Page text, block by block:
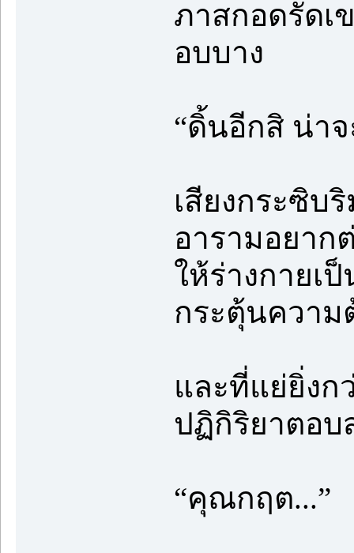
ภาสกอดรัด
อบบาง
“ดิ้นอีกสิ น่า
เสียงกระซิบ
อารามอยาก
ให้ร่างกายเ
กระตุ้นความ
และที่แย่ยิ่งก
ปฏิกิริยาตอบ
“คุณกฤต...”